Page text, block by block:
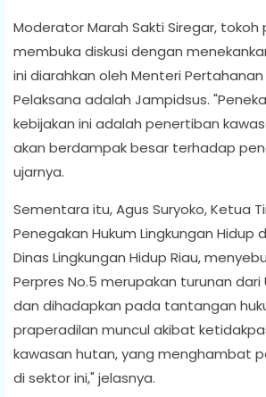
Moderator Marah Sakti Siregar, tokoh
membuka diskusi dengan
ini diarahkan oleh Menteri
Pelaksana adalah Jampidsus.
kebijakan ini adalah penertiban
akan berdampak besar terhadap
ujarnya.
Sementara itu, Agus Suryoko, Ketua
Penegakan Hukum Lingkungan Hidup
Dinas Lingkungan Hidup Riau,
Perpres No.5 merupakan turunan dari
dan dihadapkan pada tantangan
praperadilan muncul akibat
kawasan hutan, yang menghambat
di sektor ini," jelasnya.